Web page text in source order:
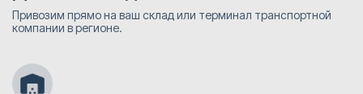
Привозим прямо на ваш склад или терминал транспортной
компании в регионе.